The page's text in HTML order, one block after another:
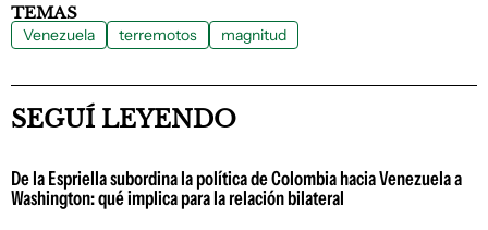
TEMAS
Venezuela terremotos magnitud
SEGUÍ LEYENDO
De la Espriella subordina la política de Colombia hacia Venezuela a
Washington: qué implica para la relación bilateral